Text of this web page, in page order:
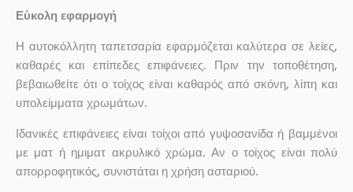
Εύκολη εφαρμογή
Η αυτοκόλλητη ταπετσαρία εφαρμόζεται καλύτερα σε λείες,
καθαρές και επίπεδες επιφάνειες. Πριν την τοποθέτηση,
βεβαιωθείτε ότι ο τοίχος είναι καθαρός από σκόνη, λίπη και
υπολείμματα χρωμάτων.
Ιδανικές επιφάνειες είναι τοίχοι από γυψοσανίδα ή βαμμένοι
με ματ ή ημιματ ακρυλικό χρώμα. Αν ο τοίχος είναι πολύ
απορροφητικός, συνιστάται η χρήση ασταριού.